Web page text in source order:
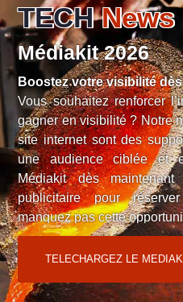
TECHNews
Médiakit 2026
Boostez votre visibilité
Vous souhaitez renforcer
gagner en visibilité ? Notre
site internet sont des
une audience ciblée et
Médiakit dès
publicitaire pour
manquez pas cette
Contact : Cloé
regiepubtnf@atf-asso.com
TELECHARGEZ LE